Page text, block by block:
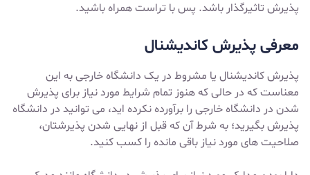
پذیرش تاثیرگذار باشد. پس با تراست همراه باشید.
معرفی پذیرش کاندیشنال
پذیرش کاندیشنال یا مشروط در یک دانشگاه خارجی به این
معناست که در حالی که هنوز تمام شرایط مورد نیاز برای پذیرش
شدن در دانشگاه خارجی را برآورده نکرده اید، می توانید در دانشگاه
پذیرش بگیرید؛ به شرط آن که قبل از نهایی شدن پذیرشتان،
صلاحیت های مورد نیاز باقی مانده را کسب کنید.